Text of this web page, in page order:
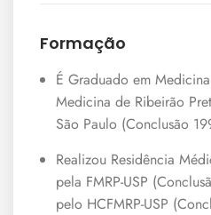
Formação
É Graduado em
Medicina de Ribeirão
São Paulo (Conclusão
Realizou Residência
pela FMRP-USP
pelo HCFMRP-USP